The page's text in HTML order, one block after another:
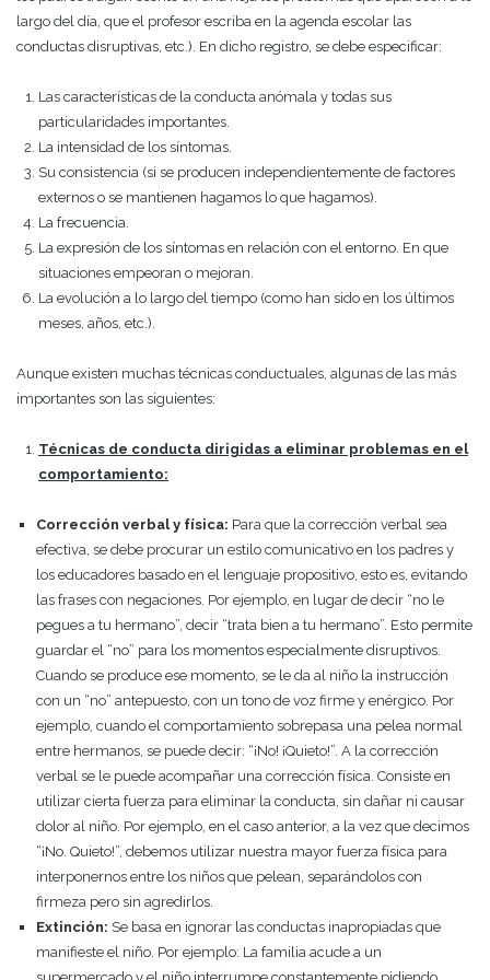
largo del día, que el profesor escriba en la agenda escolar las
conductas disruptivas, etc.). En dicho registro, se debe especificar:
Las características de la conducta anómala y todas sus
particularidades importantes.
La intensidad de los síntomas.
Su consistencia (si se producen independientemente de factores
externos o se mantienen hagamos lo que hagamos).
La frecuencia.
La expresión de los síntomas en relación con el entorno. En que
situaciones empeoran o mejoran.
La evolución a lo largo del tiempo (como han sido en los últimos
meses, años, etc.).
Aunque existen muchas técnicas conductuales, algunas de las más
importantes son las siguientes:
Técnicas de conducta dirigidas a eliminar problemas en el
comportamiento:
Corrección verbal y física: Para que la corrección verbal sea
efectiva, se debe procurar un estilo comunicativo en los padres y
los educadores basado en el lenguaje propositivo, esto es, evitando
las frases con negaciones. Por ejemplo, en lugar de decir “no le
pegues a tu hermano”, decir “trata bien a tu hermano”. Esto permite
guardar el “no” para los momentos especialmente disruptivos.
Cuando se produce ese momento, se le da al niño la instrucción
con un “no” antepuesto, con un tono de voz firme y enérgico. Por
ejemplo, cuando el comportamiento sobrepasa una pelea normal
entre hermanos, se puede decir: “¡No! ¡Quieto!”. A la corrección
verbal se le puede acompañar una corrección física. Consiste en
utilizar cierta fuerza para eliminar la conducta, sin dañar ni causar
dolor al niño. Por ejemplo, en el caso anterior, a la vez que decimos
“¡No. Quieto!”, debemos utilizar nuestra mayor fuerza física para
interponernos entre los niños que pelean, separándolos con
firmeza pero sin agredirlos.
Extinción: Se basa en ignorar las conductas inapropiadas que
manifieste el niño. Por ejemplo: La familia acude a un